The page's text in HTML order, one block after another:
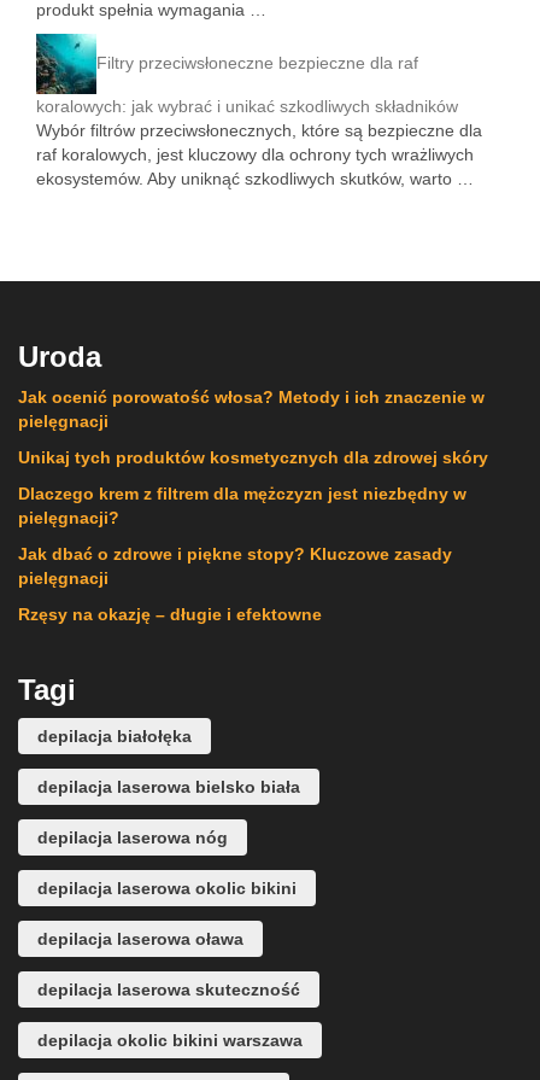
produkt spełnia wymagania …
Filtry przeciwsłoneczne bezpieczne dla raf
koralowych: jak wybrać i unikać szkodliwych składników
Wybór filtrów przeciwsłonecznych, które są bezpieczne dla
raf koralowych, jest kluczowy dla ochrony tych wrażliwych
ekosystemów. Aby uniknąć szkodliwych skutków, warto …
Uroda
Jak ocenić porowatość włosa? Metody i ich znaczenie w
pielęgnacji
Unikaj tych produktów kosmetycznych dla zdrowej skóry
Dlaczego krem z filtrem dla mężczyzn jest niezbędny w
pielęgnacji?
Jak dbać o zdrowe i piękne stopy? Kluczowe zasady
pielęgnacji
Rzęsy na okazję – długie i efektowne
Tagi
depilacja białołęka
depilacja laserowa bielsko biała
depilacja laserowa nóg
depilacja laserowa okolic bikini
depilacja laserowa oława
depilacja laserowa skuteczność
depilacja okolic bikini warszawa